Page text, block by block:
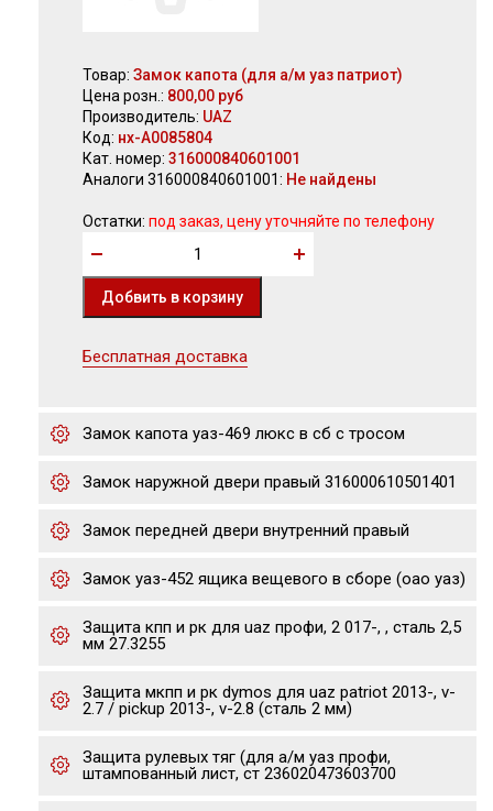
Товар: Замок капота (для а/м уаз патриот)
Цена розн.: 800,00 руб
Производитель: UAZ
Код: нх-А0085804
Кат. номер: 316000840601001
Аналоги 316000840601001: Не найдены
Остатки: под заказ, цену уточняйте по телефону
Бесплатная доставка
Замок капота уаз-469 люкс в сб с тросом
Замок наружной двери правый 316000610501401
Замок передней двери внутренний правый
Замок уаз-452 ящика вещевого в сборе (оао уаз)
Защита кпп и рк для uaz профи, 2 017-, , сталь 2,5
мм 27.3255
Защита мкпп и рк dymos для uaz patriot 2013-, v-
2.7 / pickup 2013-, v-2.8 (сталь 2 мм)
Защита рулевых тяг (для а/м уаз профи,
штампованный лист, ст 236020473603700